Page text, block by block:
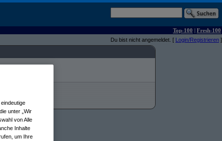
Top-100 | Fresh-100
Du bist nicht angemeldet. [ Login/Registrieren ]
unter „Wir
von Alle
Inhalte
um Ihre